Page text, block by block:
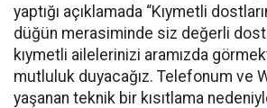
yaptığı açıklamada “Kıymetli
düğün merasiminde siz değerli
kıymetli ailelerinizi aramızda
mutluluk duyacağız. Telefonum ve
yaşanan teknik bir kısıtlama